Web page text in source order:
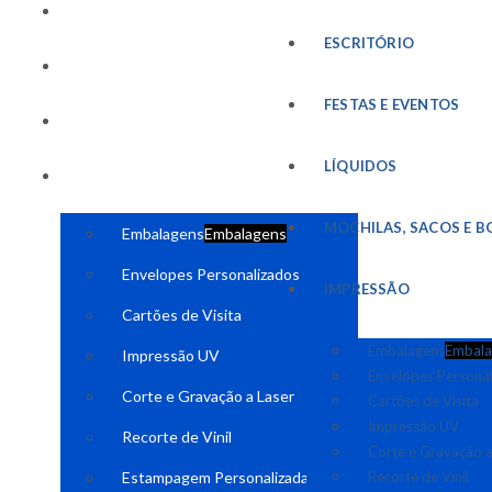
EmbalagensEmbalagens
Envelopes Personalizados
Cartões de Visita
Impressão UV
Corte e Gravação a Laser
Recorte de Vinil
Estampagem Personalizada
ESCRITÓRIO
FESTAS E EVENTOS
LÍQUIDOS
MOCHILAS, SACOS E
IMPRESSÃO
Embalagens
Envelopes
Cartões de Visita
Impressão UV
Corte e Gravação
Recorte de Vinil